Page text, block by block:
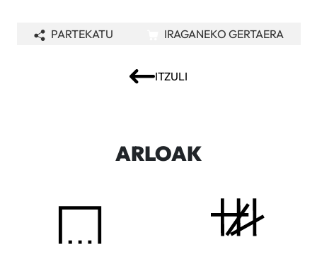
ITZULI
PARTEKATU IRAGANEKO GERTAERA
ARLOAK